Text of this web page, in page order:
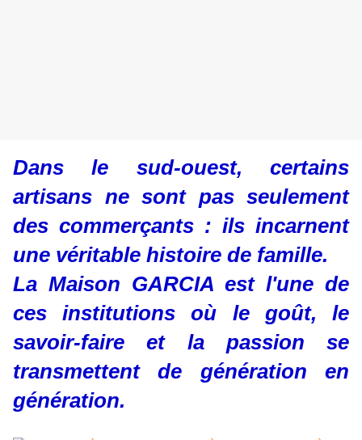
Dans le sud-ouest, certains
artisans ne sont pas seulement
des commerçants : ils incarnent
une véritable histoire de famille.
La Maison GARCIA est l'une de
ces institutions où le goût, le
savoir-faire et la passion se
transmettent de génération en
génération.